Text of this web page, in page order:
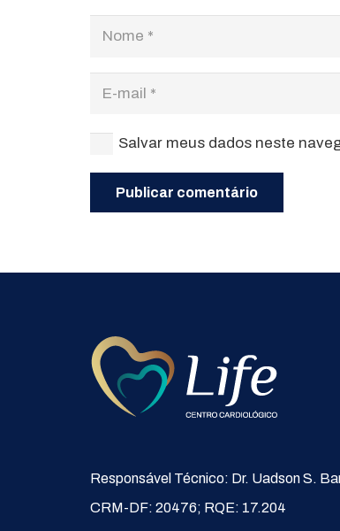
Salvar meus dados neste
Publicar comentário
Responsável Técnico: Dr. Uadson S.
CRM-DF: 20476; RQE: 17.204